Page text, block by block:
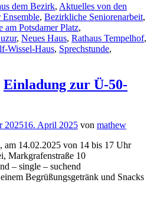
dem Bezirk, Aktuelles von den
, Bezirkliche Seniorenarbeit,
am Potsdamer Platz,
, Neues Haus, Rathaus Tempelhof,
Wissel-Haus, Sprechstunde,
Einladung zur Ü-50-
202516. April 2025 von mathew
am 14.02.2025 von 14 bis 17 Uhr
Markgrafenstraße 10
– single – suchend
Begrüßungsgetränk und Snacks